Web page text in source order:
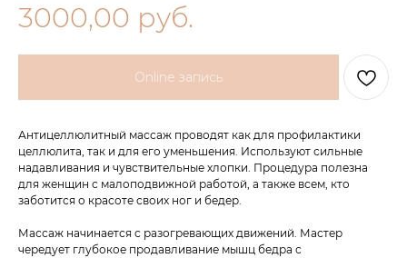
3000,00 руб.
Online запись
Антицеллюлитный массаж проводят как для профилактики
целлюлита, так и для его уменьшения. Используют сильные
надавливания и чувствительные хлопки. Процедура полезна
для женщин с малоподвижной работой, а также всем, кто
заботится о красоте своих ног и бедер.
Массаж начинается с разогревающих движений. Мастер
чередует глубокое продавливание мышц бедра с